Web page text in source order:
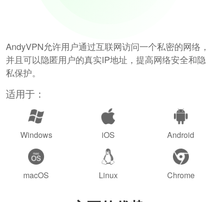
AndyVPN允许用户通过互联网访问一个私密的网络，
并且可以隐匿用户的真实IP地址，提高网络安全和隐
私保护。
适用于：
Windows iOS Android
macOS Linux Chrome